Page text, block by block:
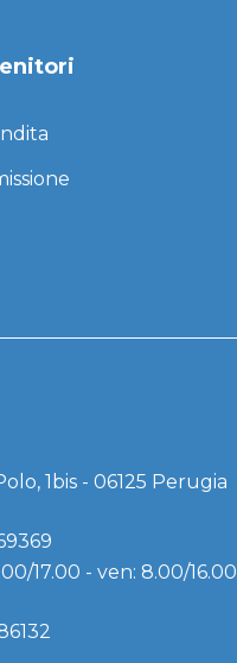
1bis - 06125 Perugia
17.00 - ven: 8.00/16.00